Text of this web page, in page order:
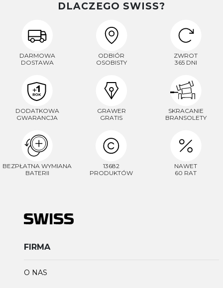
DLACZEGO SWISS?
DARMOWA
DOSTAWA
ODBIÓR
OSOBISTY
ZWROT
365 DNI
DODATKOWA
GWARANCJA
GRAWER
GRATIS
SKRACANIE
BRANSOLETY
BEZPŁATNA WYMIANA
BATERII
13682
PRODUKTÓW
NAWET
60 RAT
FIRMA
O NAS